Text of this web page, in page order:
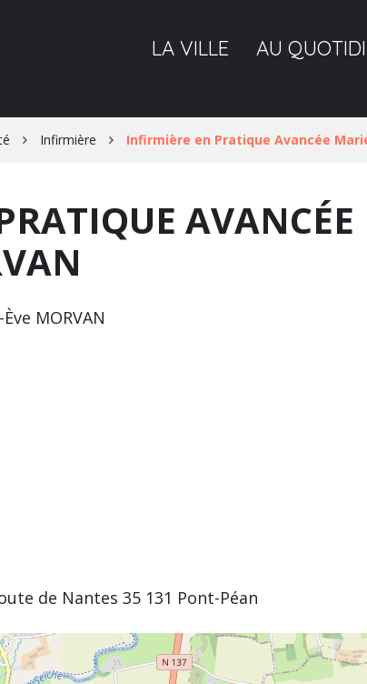
LA VILLE AU
Infirmière Infirmière en Pratique Avancée
AVANCÉE
MORVAN
de Nantes 35 131 Pont-Péan